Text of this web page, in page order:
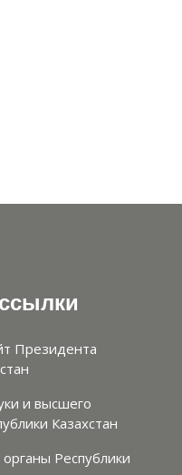
Президента
и высшего
Казахстан
Республики